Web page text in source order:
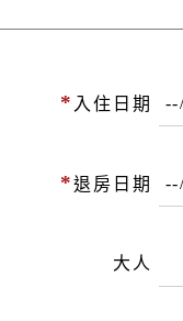
* 入住日期
*退房日期
大人